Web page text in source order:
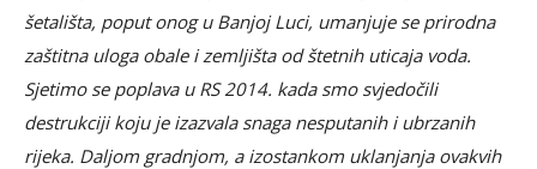
šetališta, poput onog u Banjoj Luci, umanjuje se prirodna
zaštitna uloga obale i zemljišta od štetnih uticaja voda.
Sjetimo se poplava u RS 2014. kada smo svjedočili
destrukciji koju je izazvala snaga nesputanih i ubrzanih
rijeka. Daljom gradnjom, a izostankom uklanjanja ovakvih